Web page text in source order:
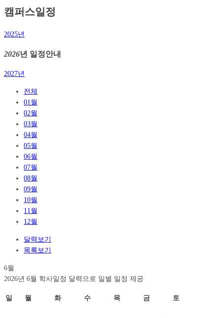
캠퍼스일정
2025년
2026년 일정안내
2027년
전체
01월
02월
03월
04월
05월
06월
07월
08월
09월
10월
11월
12월
달력보기
목록보기
6월
2026년 6월 학사일정 달력으로 일별 일정 제공
일 월 화 수 목 금 토